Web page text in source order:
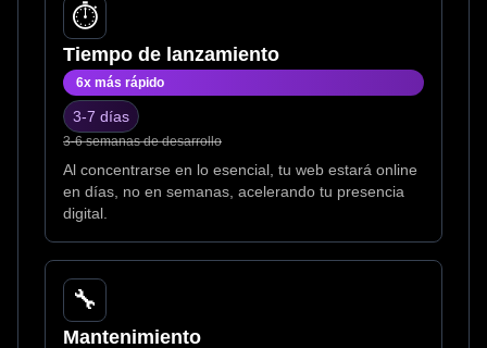
⏱️
Tiempo de lanzamiento
6x más rápido
3-7 días
3-6 semanas de desarrollo
Al concentrarse en lo esencial, tu web estará online
en días, no en semanas, acelerando tu presencia
digital.
🔧
Mantenimiento